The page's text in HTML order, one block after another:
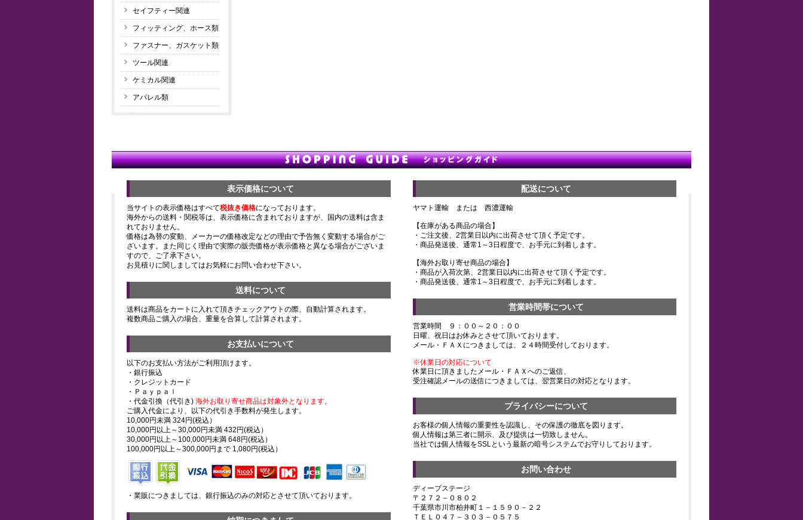
セイフティー関連
フィッティング、ホース類
ファスナー、ガスケット類
ツール関連
ケミカル関連
アパレル類
表示価格について
当サイトの表示価格はすべて税抜き価格になっております。
海外からの送料・関税等は、表示価格に含まれておりますが、国内の送料は含ま
れておりません。
価格は為替の変動、メーカーの価格改定などの理由で予告無く変動する場合がご
ざいます。また同じく理由で実際の販売価格が表示価格と異なる場合がございま
すので、ご了承下さい。
お見積りに関しましてはお気軽にお問い合わせ下さい。
送料について
送料は商品をカートに入れて頂きチェックアウトの際、自動計算されます。
複数商品ご購入の場合、重量を合算して計算されます。
お支払いについて
以下のお支払い方法がご利用頂けます。
・銀行振込
・クレジットカード
・Ｐａｙｐａｌ
・代金引換（代引き) 海外お取り寄せ商品は対象外となります。
ご購入代金により、以下の代引き手数料が発生します。
10,000円未満 324円(税込）
10,000円以上～30,000円未満 432円(税込）
30,000円以上～100,000円未満 648円(税込）
100,000円以上～300,000円まで 1,080円(税込）
・業販につきましては、銀行振込のみの対応とさせて頂いております。
配送について
ヤマト運輸 または 西濃運輸
【在庫がある商品の場合】
・ご注文後、2営業日以内に出荷させて頂く予定です。
・商品発送後、通常1～3日程度で、お手元に到着します。
【海外お取り寄せ商品の場合】
・商品が入荷次第、2営業日以内に出荷させて頂く予定です。
・商品発送後、通常1～3日程度で、お手元に到着します。
営業時間帯について
営業時間 ９：００～２０：００
日曜、祝日はお休みとさせて頂いております。
メール・ＦＡＸにつきましては、２４時間受付しております。
※休業日の対応について
休業日に頂きましたメール・ＦＡＸへのご返信、
受注確認メールの送信につきましては、翌営業日の対応となります。
プライバシーについて
お客様の個人情報の重要性を認識し、その保護の徹底を図ります。
個人情報は第三者に開示、及び提供は一切致しません。
当社では個人情報をSSLという最新の暗号システムでお守りしております。
お問い合わせ
ディープステージ
〒２７２－０８０２
千葉県市川市柏井町１－１５９０－２２
ＴＥＬ０４７－３０３－０５７５